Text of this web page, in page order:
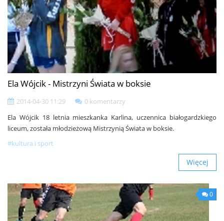
Ela Wójcik - Mistrzyni Świata w boksie
2014-04-30 11:29
0 komentarzy
Ela Wójcik 18 letnia mieszkanka Karlina, uczennica białogardzkiego
liceum, została młodzieżową Mistrzynią Świata w boksie.
#kultura i sport
Więcej
0